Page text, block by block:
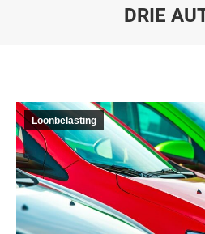
DRIE
Loonbelasting